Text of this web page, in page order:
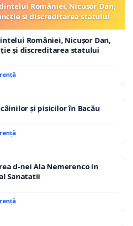
României, Nicușor Dan,
și discreditarea statului
României, Nicușor Dan,
și discreditarea statului
și pisicilor în Bacău
d-nei Ala Nemerenco in
Sanatatii